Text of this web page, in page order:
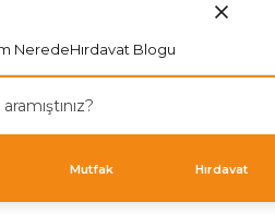
NeredeHırdavat Blogu
Mutfak Hırdavat